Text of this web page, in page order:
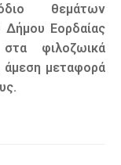
θεμάτων
Εορδαίας
φιλοζωικά
άμεση μεταφορά